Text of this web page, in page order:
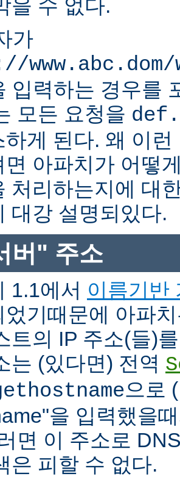
을 수 없다.
가
www.abc.dom/
입력하는 경우를
모든 요청을
하게 된다. 왜 이
면 아파치가 어떻
처리하는지에 대
대강 설명되있다.
버" 주소
1.1에서 이름기반
었기때문에 아파
트의 IP 주소(들)
는 (있다면) 전역
으로
을 입력했을
면 이 주소로
은 피할 수 없다.